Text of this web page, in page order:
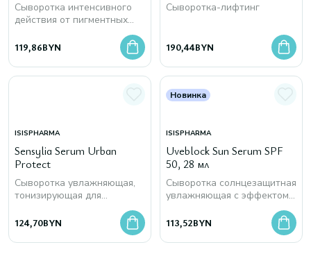
Сыворотка интенсивного
действия от пигментных
119,86BYN
Сыворотка-лифтинг
190,44BYN
ISISPHARMA
Sensylia Serum Urban
Protect
Сыворотка увлажняющая,
тонизирующая для
обезвоженной кожи
124,70BYN
Новинка
ISISPHARMA
Uveblock Sun Serum SPF
50, 28 мл
Сыворотка солнцезащитная
увлажняющая с эффектом
113,52BYN